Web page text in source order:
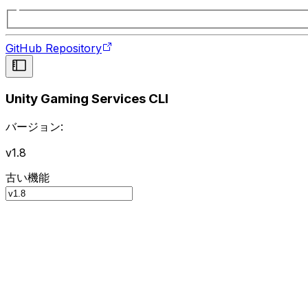
GitHub Repository
Unity Gaming Services CLI
バージョン:
v1.8
古い機能